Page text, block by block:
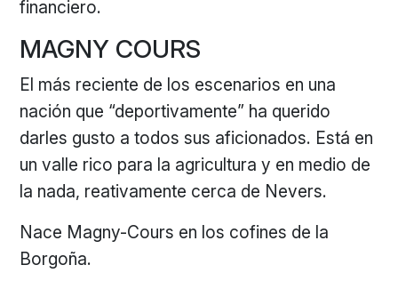
financiero.
MAGNY COURS
El más reciente de los escenarios en una
nación que “deportivamente” ha querido
darles gusto a todos sus aficionados. Está en
un valle rico para la agricultura y en medio de
la nada, reativamente cerca de Nevers.
Nace Magny-Cours en los cofines de la
Borgoña.